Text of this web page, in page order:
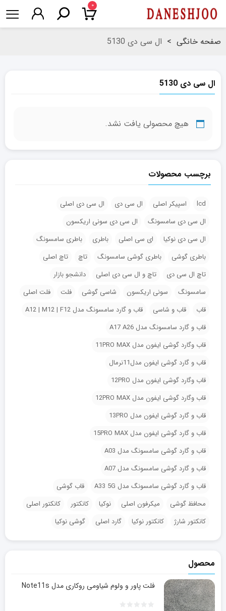
۰
صفحه خانگی > ال سی دی 5130
ال سی دی 5130
هیچ محصولی یافت نشد.
برچسب محصولات
lcd اسپیکر اصلی ال سی دی
ال سی دی اصلی
ال سی دی سامسونگ
ال سی دی سونی اریکسون
ال سی دی نوکیا
ای سی اصلی باطری
باطری سامسونگ
باطری گوشی
باطری گوشی سامسونگ تاچ
تاچ اصلی
تاچ ال سی دی
تاچ و ال سی دی اصلی
دانشجو بازار
سامسونگ
سونی اریکسون شاسی گوشی فلت
فلت اصلی
قاب
قاب و شاسی
قاب و گارد سامسونگ مدل A12 | M12 | F12
قاب و گارد سامسونگ مدل A17 A26
قاب وگارد گوشی ایفون مدل 11PRO MAX
قاب و گارد گوشی ایفون مدل11نرمال
قاب وگارد گوشی ایفون مدل 12PRO
قاب وگارد گوشی ایفون مدل 12PRO MAX
قاب و گارد گوشی ایفون مدل 13PRO
قاب و گارد گوشی ایفون مدل 15PRO MAX
قاب و گارد گوشی سامسونگ مدل A03
قاب و گارد گوشی سامسونگ مدل A07
قاب و گارد گوشی سامسونگ مدل A33 5G
قاب گوشی
محافظ گوشی
میکرفون اصلی نوکیا کانکتور
کانکتور اصلی
کانکتور شارژ
کانکتور نوکیا گارد اصلی گوشی نوکیا
محصول
فلت پاور و ولوم شیاومی روکاری مدل Note11s